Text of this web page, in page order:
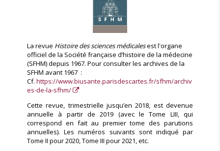
La revue Histoire des sciences médicalesest l'organe
officiel de la Société française d’histoire de la médecine
(SFHM) depuis 1967. Pour consulter les archives de la
SFHM avant 1967 :
Cf.https://www.biusante.parisdescartes.fr/sfhm/archiv
es-de-la-sfhm/
Cette revue, trimestrielle jusqu’en 2018, est devenue
annuelle à partir de 2019 (avec le Tome LIII, qui
correspond en fait au premier tome des parutions
annuelles). Les numéros suivants sont indiqué par
Tome II pour 2020, Tome III pour 2021, etc.